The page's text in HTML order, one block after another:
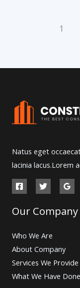
1
Natus eget
lacinia lacus.Lorem
Our Company
Who We Are
About Company
Services We Provide
What We Have Done